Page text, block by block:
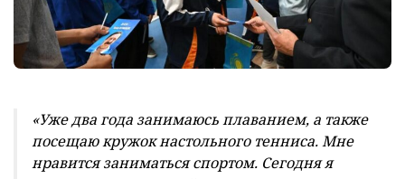
«Уже два года занимаюсь плаванием, а также
посещаю кружок настольного тенниса. Мне
нравится заниматься спортом. Сегодня я